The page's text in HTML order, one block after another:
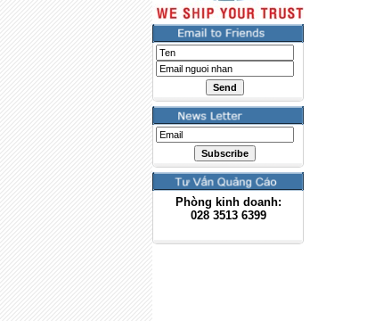
Phòng kinh doanh:
028 3513 6399